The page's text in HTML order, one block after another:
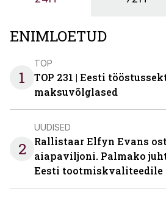
ENIMLOETUD
1
TOP
TOP 231 | Eesti
maksuvõlglased
2
UUDISED
Rallistaar Elfyn Evans
aiapaviljoni. Palmako
Eesti tootmiskvaliteedile